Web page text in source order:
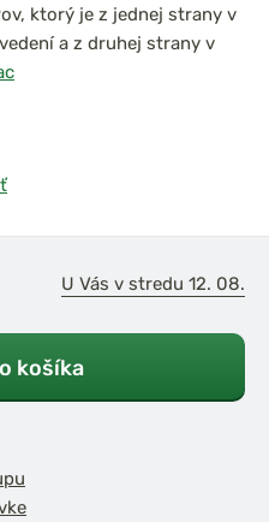
ktorý je z jednej strany v
a z druhej strany v
U Vás v stredu 12. 08.
košíka